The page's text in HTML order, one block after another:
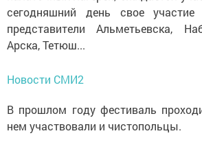
сегодняшний день свое участие
представители Альметьевска,
Арска, Тетюш...
Новости СМИ2
В прошлом году фестиваль
нем участвовали и чистопольцы.